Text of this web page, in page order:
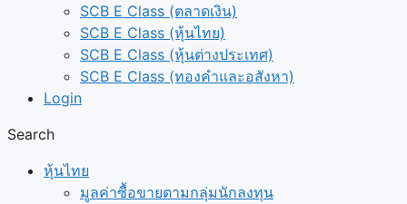
SCB E Class (ตลาดเงิน)
SCB E Class (หุ้นไทย)
SCB E Class (หุ้นต่างประเทศ)
SCB E Class (ทองคำและอสังหา)
Login
Search
หุ้นไทย
มูลค่าซื้อขายตามกลุ่มนักลงทุน